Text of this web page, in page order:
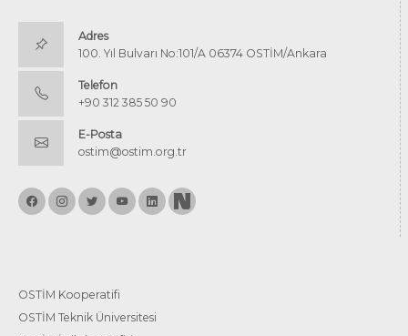
Adres
100. Yıl Bulvarı No:101/A 06374 OSTİM/Ankara
Telefon
+90 312 385 50 90
E-Posta
ostim@ostim.org.tr
OSTİM Kooperatifi
OSTİM Teknik Üniversitesi